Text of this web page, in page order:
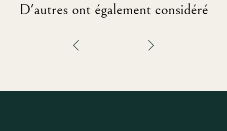
D'autres ont également considéré